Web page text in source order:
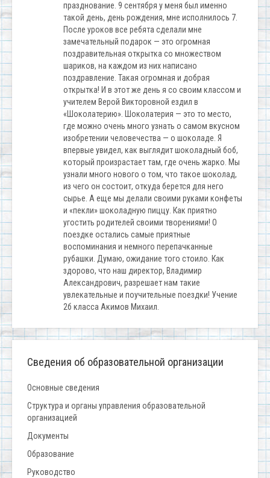
празднование. 9 сентября у меня был именно
такой день, день рождения, мне исполнилось 7.
После уроков все ребята сделали мне
замечательный подарок — это огромная
поздравительная открытка со множеством
шариков, на каждом из них написано
поздравление. Такая огромная и добрая
открытка! И в этот же день я со своим классом и
учителем Верой Викторовной ездил в
«Шоколатерию». Шоколатерия — это то место,
где можно очень много узнать о самом вкусном
изобретении человечества — о шоколаде. Я
впервые увидел, как выглядит шоколадный боб,
который произрастает там, где очень жарко. Мы
узнали много нового о том, что такое шоколад,
из чего он состоит, откуда берется для него
сырье. А еще мы делали своими руками конфеты
и «пекли» шоколадную пиццу. Как приятно
угостить родителей своими творениями! О
поездке остались самые приятные
воспоминания и немного перепачканные
рубашки. Думаю, ожидание того стоило. Как
здорово, что наш директор, Владимир
Александрович, разрешает нам такие
увлекательные и поучительные поездки! Учение
2б класса Акимов Михаил.
Сведения об образовательной организации
Основные сведения
Структура и органы управления образовательной
организацией
Документы
Образование
Руководство